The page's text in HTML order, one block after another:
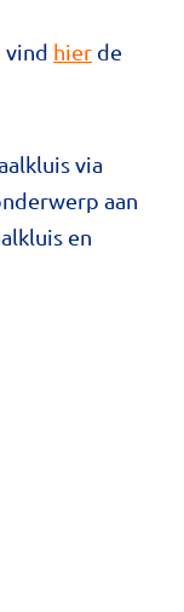
vind hier de
via
aan
en